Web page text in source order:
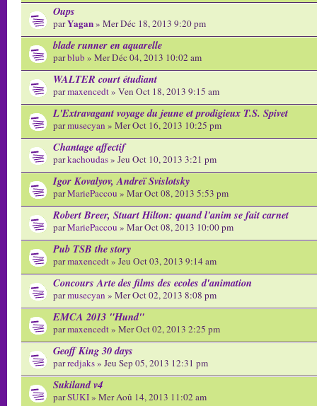
Oups
parYagan» Mer Déc 18, 2013 9:20 pm
blade runner en aquarelle
parblub » Mer Déc 04, 2013 10:02 am
WALTER court étudiant
parmaxencedt» Ven Oct 18, 2013 9:15 am
L'Extravagant voyage du jeune et prodigieux T.S. Spivet
parmusecyan » Mer Oct 16, 2013 10:25 pm
Chantage affectif
parkachoudas» Jeu Oct 10, 2013 3:21 pm
Igor Kovalyov, Andreï Svislotsky
parMariePaccou » Mar Oct 08, 2013 5:53 pm
Robert Breer, Stuart Hilton: quand l'anim se fait carnet
parMariePaccou » Mar Oct 08, 2013 10:00 pm
Pub TSB the story
parmaxencedt» Jeu Oct 03, 2013 9:14 am
Concours Arte des films des ecoles d'animation
parmusecyan » Mer Oct 02, 2013 8:08 pm
EMCA 2013 "Hund"
parmaxencedt» Mer Oct 02, 2013 2:25 pm
Geoff King 30 days
parredjaks» Jeu Sep 05, 2013 12:31 pm
Sukiland v4
parSUKI» Mer Aoû 14, 2013 11:02 am